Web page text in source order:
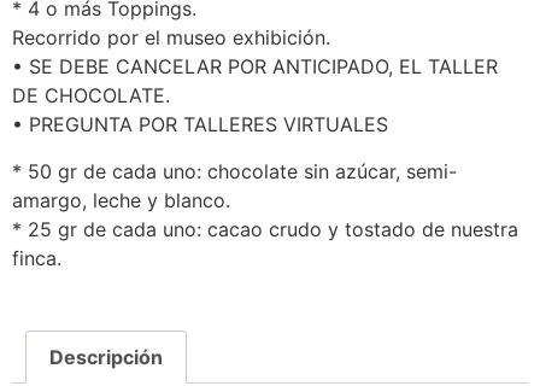
* 4 o más Toppings.
Recorrido por el museo exhibición.
• SE DEBE CANCELAR POR ANTICIPADO, EL TALLER
DE CHOCOLATE.
• PREGUNTA POR TALLERES VIRTUALES
* 50 gr de cada uno: chocolate sin azúcar, semi-
amargo, leche y blanco.
* 25 gr de cada uno: cacao crudo y tostado de nuestra
finca.
Descripción